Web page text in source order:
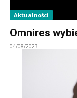
Aktualności
Omnires
04/08/2023